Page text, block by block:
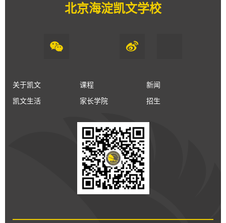
北京海淀凯文学校
关于凯文 课程 新闻
凯文生活 家长学院 招生